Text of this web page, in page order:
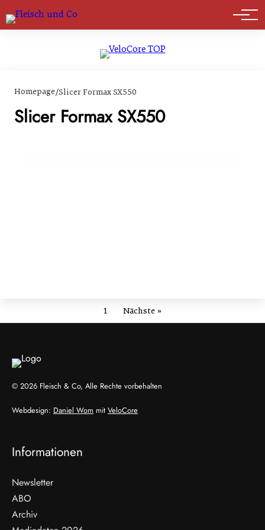
Marktführer
Homepage/Slicer Formax SX550
Slicer Formax SX550
06. März 2024
Anuga FoodTec 2024: PROVISUR macht
industrielle Lebensmittelverarbeitung
1 Nächste »
© 2026 Fleisch & Co, Alle Rechte vorbehalten
Webdesign: Daniel Wom mit VeloCore
Informationen
Newsletter
ABO
Archiv